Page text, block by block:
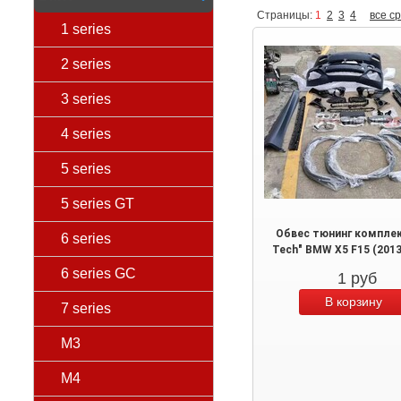
1 series
2 series
3 series
4 series
5 series
5 series GT
6 series
6 series GC
7 series
M3
M4
Страницы: 1 2 3 4 все
Обвес тюнинг
Tech" BMW X5 F15
1 руб